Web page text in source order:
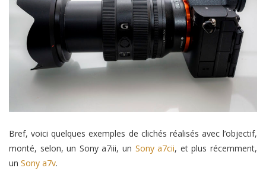
Bref, voici quelques exemples de clichés réalisés avec l’objectif,
monté, selon, un Sony a7iii, un Sony a7cii, et plus récemment,
un Sony a7v.